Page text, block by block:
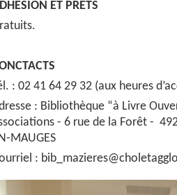
ET PRETS
: 02 41 64 29 32 (aux heures
: Bibliothèque “à Livre
- 6 rue de la Forêt -
MAUGES
: